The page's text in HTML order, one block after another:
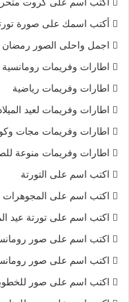
أكتب اسمك على صورة
اجمل واحلى الصور رمضان
اطارات وفريمات رومانسية
اطارات وفريمات رياضية
اطارات وفريمات لعيد
اطارات وفريمات مجات
اطارات وفريمات منوعة
اكتب اسم على التورتة
اكتب اسم على المجوهرات
اكتب اسم على تورتة عيد
اكتب اسم على صور
اكتب اسم على صور
اكتب اسم على صور